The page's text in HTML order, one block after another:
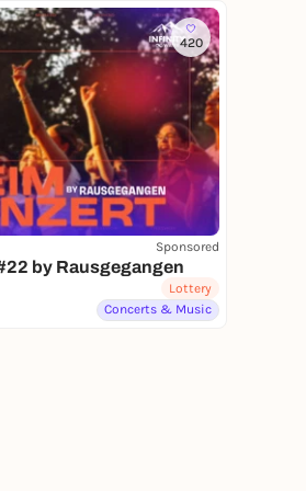
420
Sponsored
by Rausgegangen
Lottery
Concerts & Music